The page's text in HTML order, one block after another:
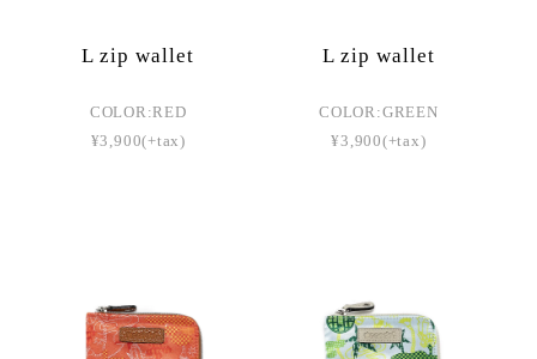
L zip wallet
COLOR:RED
¥3,900(+tax)
L zip wallet
COLOR:GREEN
¥3,900(+tax)